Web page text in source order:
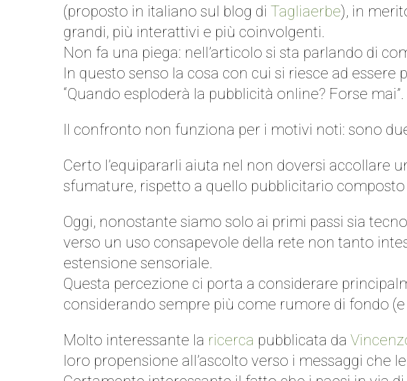
(proposto in italiano sul blog di Tagliaerbe), in
grandi, più interattivi e più coinvolgenti.
Non fa una piega: nell’articolo si sta parlando di
In questo senso la cosa con cui si riesce ad
“Quando esploderà la pubblicità online? Forse mai”.
Il confronto non funziona per i motivi noti: sono
Certo l’equipararli aiuta nel non doversi accollare
sfumature, rispetto a quello pubblicitario
Oggi, nonostante siamo solo ai primi passi sia
verso un uso consapevole della rete non tanto
estensione sensoriale.
Questa percezione ci porta a considerare
considerando sempre più come rumore di fondo
Molto interessante la ricerca pubblicata da
loro propensione all’ascolto verso i messaggi che